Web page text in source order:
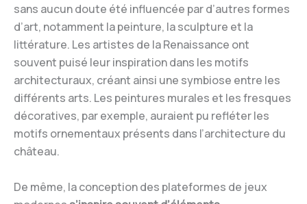
sans aucun doute été influencée par d’autres formes
d’art, notamment la peinture, la sculpture et la
littérature. Les artistes de la Renaissance ont
souvent puisé leur inspiration dans les motifs
architecturaux, créant ainsi une symbiose entre les
différents arts. Les peintures murales et les fresques
décoratives, par exemple, auraient pu refléter les
motifs ornementaux présents dans l’architecture du
château.
De même, la conception des plateformes de jeux